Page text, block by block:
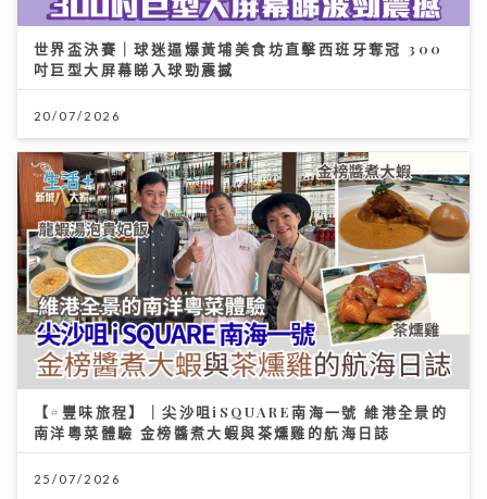
世界盃決賽｜球迷逼爆黃埔美食坊直擊西班牙奪冠 300
吋巨型大屏幕睇入球勁震撼
20/07/2026
【#豐味旅程】｜尖沙咀iSQUARE南海一號 維港全景的
南洋粵菜體驗 金榜醬煮大蝦與茶燻雞的航海日誌
25/07/2026